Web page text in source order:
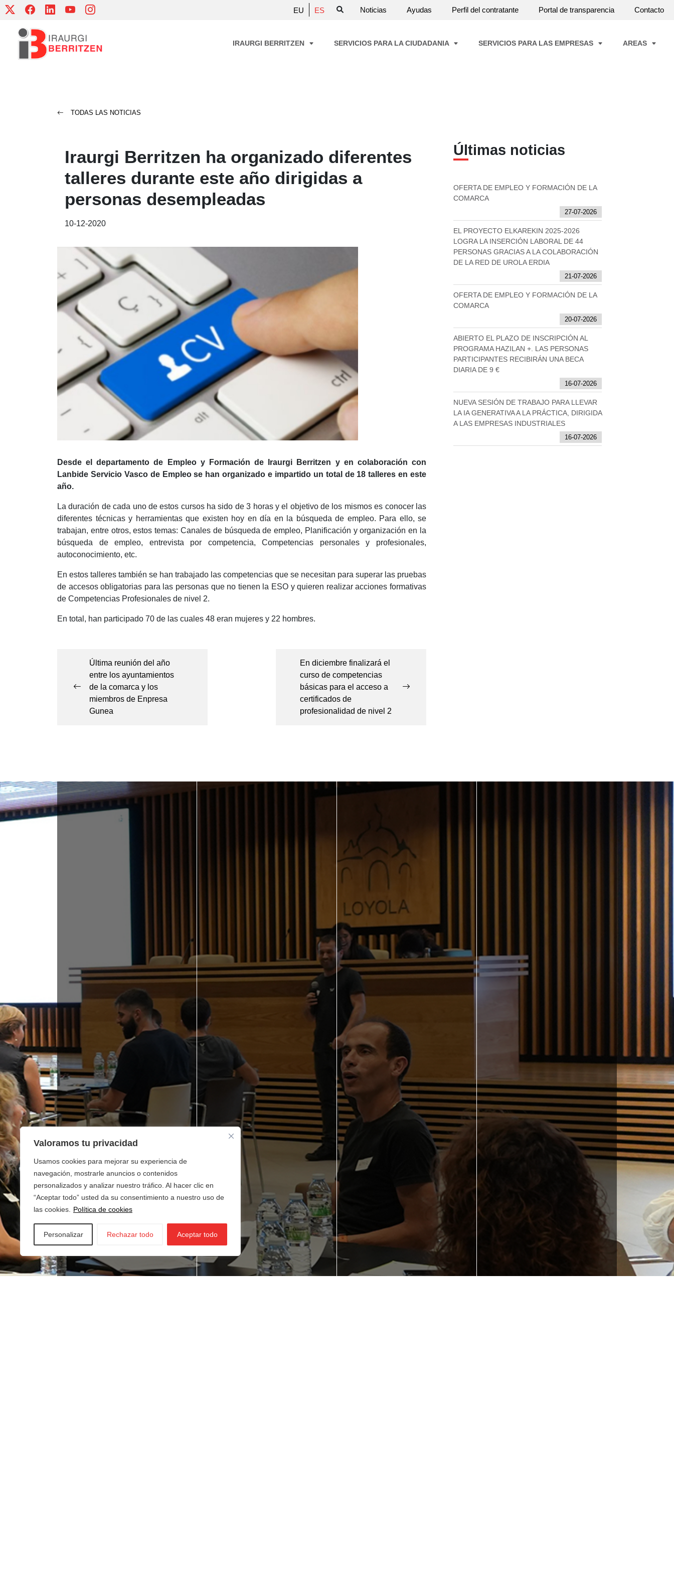
Valoramos tu privacidad
Usamos cookies para mejorar su experiencia de
navegación, mostrarle anuncios o contenidos
personalizados y analizar nuestro tráfico. Al hacer clic en
“Aceptar todo” usted da su consentimiento a nuestro uso de
las cookies.
Política de cookies
Personalizar Rechazar todo Aceptar todo
Skip
content
EU ES Noticias Ayudas Perfil del contratante Portal de transparencia Contacto
IRAURGI BERRITZEN SERVICIOS PARA LA CIUDADANIA SERVICIOS PARA LAS EMPRESAS AREAS
TODAS LAS NOTICIAS
Iraurgi Berritzen ha organizado diferentes
talleres durante este año dirigidas a
personas desempleadas
10-12-2020
Desde el departamento de Empleo y Formación de Iraurgi Berritzen y en colaboración con
Lanbide Servicio Vasco de Empleo se han organizado e impartido un total de 18 talleres en este
año.
La duración de cada uno de estos cursos ha sido de 3 horas y el objetivo de los mismos es conocer las
diferentes técnicas y herramientas que existen hoy en día en la búsqueda de empleo. Para ello, se
trabajan, entre otros, estos temas: Canales de búsqueda de empleo, Planificación y organización en la
búsqueda de empleo, entrevista por competencia, Competencias personales y profesionales,
autoconocimiento, etc.
En estos talleres también se han trabajado las competencias que se necesitan para superar las pruebas
de accesos obligatorias para las personas que no tienen la ESO y quieren realizar acciones formativas
de Competencias Profesionales de nivel 2.
En total, han participado 70 de las cuales 48 eran mujeres y 22 hombres.
entradas
Última reunión del año
entre los ayuntamientos
de la comarca y los
miembros de Enpresa
Gunea
En diciembre finalizará el
curso de competencias
básicas para el acceso a
certificados de
profesionalidad de nivel 2
Últimas noticias
OFERTA DE EMPLEO Y FORMACIÓN DE LA
COMARCA
27-07-2026
EL PROYECTO ELKAREKIN 2025-2026
LOGRA LA INSERCIÓN LABORAL DE 44
PERSONAS GRACIAS A LA COLABORACIÓN
DE LA RED DE UROLA ERDIA
21-07-2026
OFERTA DE EMPLEO Y FORMACIÓN DE LA
COMARCA
20-07-2026
ABIERTO EL PLAZO DE INSCRIPCIÓN AL
PROGRAMA HAZILAN +. LAS PERSONAS
PARTICIPANTES RECIBIRÁN UNA BECA
DIARIA DE 9 €
16-07-2026
NUEVA SESIÓN DE TRABAJO PARA LLEVAR
LA IA GENERATIVA A LA PRÁCTICA, DIRIGIDA
A LAS EMPRESAS INDUSTRIALES
16-07-2026